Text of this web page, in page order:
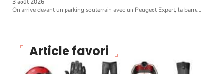
3 août 2026
On arrive devant un parking souterrain avec un Peugeot Expert, la barre…
Article favori